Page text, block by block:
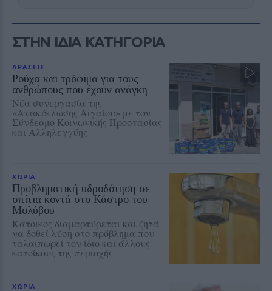
ΣΤΗΝ ΙΔΙΑ ΚΑΤΗΓΟΡΙΑ
ΔΡΑΣΕΙΣ
Ρούχα και τρόφιμα για τους
ανθρώπους που έχουν ανάγκη
Νέα συνεργασία της
«Ανακύκλωσης Αιγαίου» με τον
Σύνδεσμο Κοινωνικής Προστασίας
και Αλληλεγγύης
ΧΩΡΙΑ
Προβληματική υδροδότηση σε
σπίτια κοντά στο Κάστρο του
Μολύβου
Κάτοικος διαμαρτύρεται και ζητά
να δοθεί λύση στο πρόβλημα που
ταλαιπωρεί τον ίδιο και άλλους
κατοίκους της περιοχής
ΧΩΡΙΑ